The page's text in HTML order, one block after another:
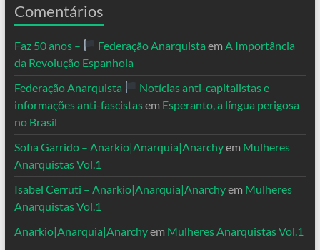
Comentários
Faz 50 anos – Federação Anarquista em A Importância
da Revolução Espanhola
Federação Anarquista
Notícias anti-capitalistas e
informações anti-fascistasem Esperanto, a língua perigosa
no Brasil
Sofia Garrido – Anarkio|Anarquia|Anarchyem Mulheres
Anarquistas Vol.1
Isabel Cerruti – Anarkio|Anarquia|Anarchyem Mulheres
Anarquistas Vol.1
Anarkio|Anarquia|Anarchyem Mulheres Anarquistas Vol.1